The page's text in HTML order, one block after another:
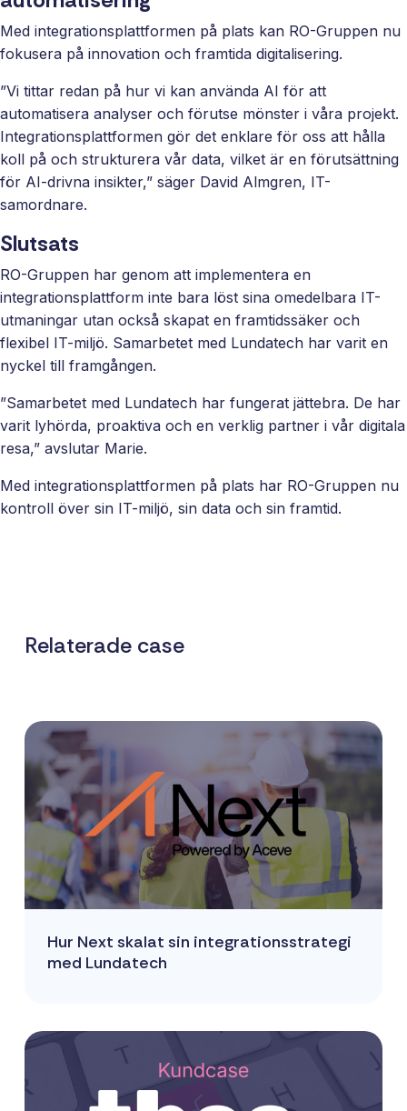
Med integrationsplattformen på plats kan RO-Gruppen nu
fokusera på innovation och framtida digitalisering.
”Vi tittar redan på hur vi kan använda AI för att
automatisera analyser och förutse mönster i våra projekt.
Integrationsplattformen gör det enklare för oss att hålla
koll på och strukturera vår data, vilket är en förutsättning
för AI-drivna insikter,” säger David Almgren, IT-
samordnare.
Slutsats
RO-Gruppen har genom att implementera en
integrationsplattform inte bara löst sina omedelbara IT-
utmaningar utan också skapat en framtidssäker och
flexibel IT-miljö. Samarbetet med Lundatech har varit en
nyckel till framgången.
”Samarbetet med Lundatech har fungerat jättebra. De har
varit lyhörda, proaktiva och en verklig partner i vår digitala
resa,” avslutar Marie.
Med integrationsplattformen på plats har RO-Gruppen nu
kontroll över sin IT-miljö, sin data och sin framtid.
Relaterade case
Hur Next skalat sin integrationsstrategi
med Lundatech